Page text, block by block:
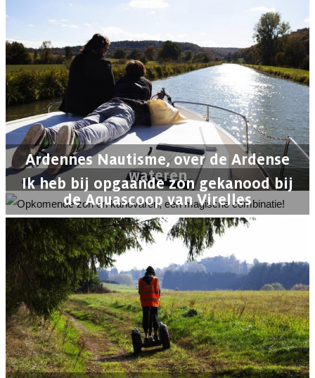
Ardennes Nautisme, over de Ardense
wateren
Ik heb bij opgaande zon gekanood bij
de Aquascoop van Virelles